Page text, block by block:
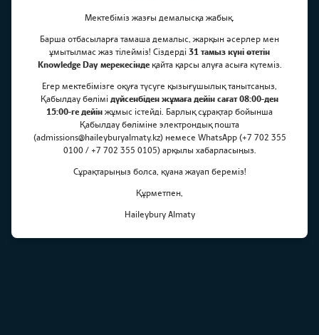
Іздеу
Мектебіміз жазғы демалысқа жабық.
Барша отбасыларға тамаша демалыс, жарқын әсерлер мен
ұмытылмас жаз тілейміз! Сіздерді 31 тамыз күні өтетін
Knowledge Day мерекесіндеқайта қарсы алуға асыға күтеміз.
Егер мектебімізге оқуға түсуге қызығушылық танытсаңыз,
Қабылдау бөлімі дүйсенбіден жұмаға дейін сағат 08:00-ден
15:00-ге дейін жұмыс істейді. Барлық сұрақтар бойынша
Қабылдау бөліміне электрондық пошта
(admissions@haileyburyalmaty.kz) немесе WhatsApp (+7 702 355
0100 / +7 702 355 0105) арқылы хабарласыңыз.
Сұрақтарыңыз болса, қуана жауап береміз!
Құрметпен,
Haileybury Almaty